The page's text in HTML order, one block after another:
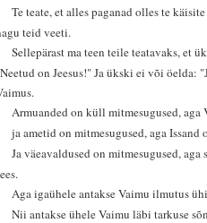
Te teate, et alles paganad olles te
teid veeti.
Sellepärast ma teen teile teatavaks, et
on Jeesus!" Ja ükski ei või öelda:
Armuanded on küll mitmesugused, aga
ja ametid on mitmesugused, aga Issand
Ja väeavaldused on mitmesugused,
Aga igaühele antakse Vaimu ilmutus
Nii antakse ühele Vaimu läbi tarkuse